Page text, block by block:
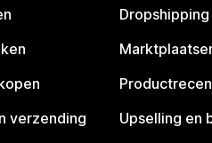
verzending
Dropshipping
Upselling en